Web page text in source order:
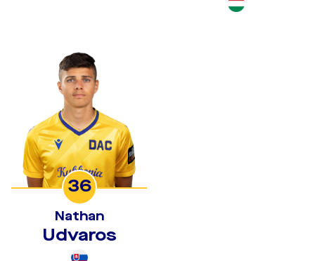
36
Nathan
Udvaros